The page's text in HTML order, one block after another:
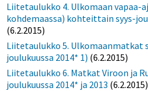
Liitetaulukko 4. Ulkomaan vapaa-
kohdemaassa) kohteittain syys-
(6.2.2015)
Liitetaulukko 5. Ulkomaanmatkat
joulukuussa 2014* 1) (6.2.2015)
Liitetaulukko 6. Matkat Viroon ja
joulukuussa 2014* ja 2013 (6.2.2015)